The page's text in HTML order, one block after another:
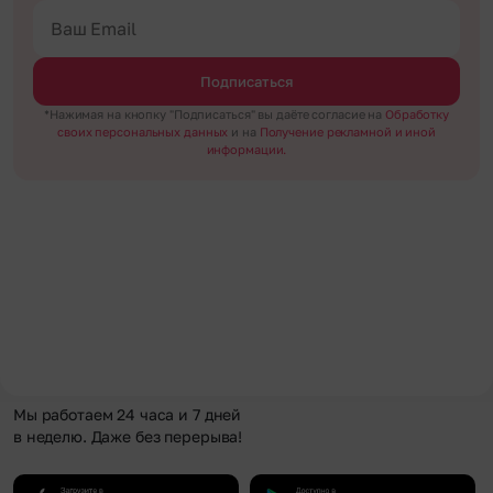
Подписаться
*Нажимая на кнопку "Подписаться" вы даёте согласие на Обработку
своих персональных данных и на Получение рекламной и иной
информации.
Мы работаем 24 часа и 7 дней
в неделю. Даже без перерыва!